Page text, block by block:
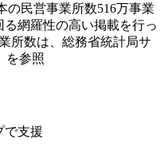
民営事業所数516万事業
る網羅性の高い掲載を行っ
所数は、総務省統計局サ
を参照
で支援